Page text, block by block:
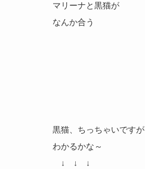
マリーナと黒猫が
なんか合う
黒猫、ちっちゃいですが
わかるかな～
↓ ↓ ↓